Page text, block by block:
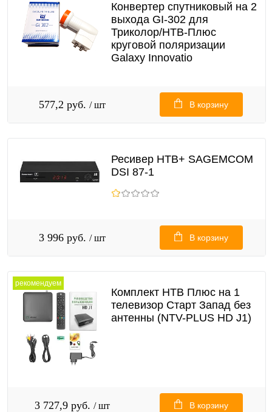
Конвертер спутниковый на 2
выхода GI-302 для
Триколор/НТВ-Плюс
круговой поляризации
Galaxy Innovatio
577,2 руб. / шт В корзину
Ресивер НТВ+ SAGEMCOM
DSI 87-1
3 996 руб. / шт В корзину
рекомендуем
Комплект НТВ Плюс на 1
телевизор Старт Запад без
антенны (NTV-PLUS HD J1)
3 727,9 руб. / шт В корзину